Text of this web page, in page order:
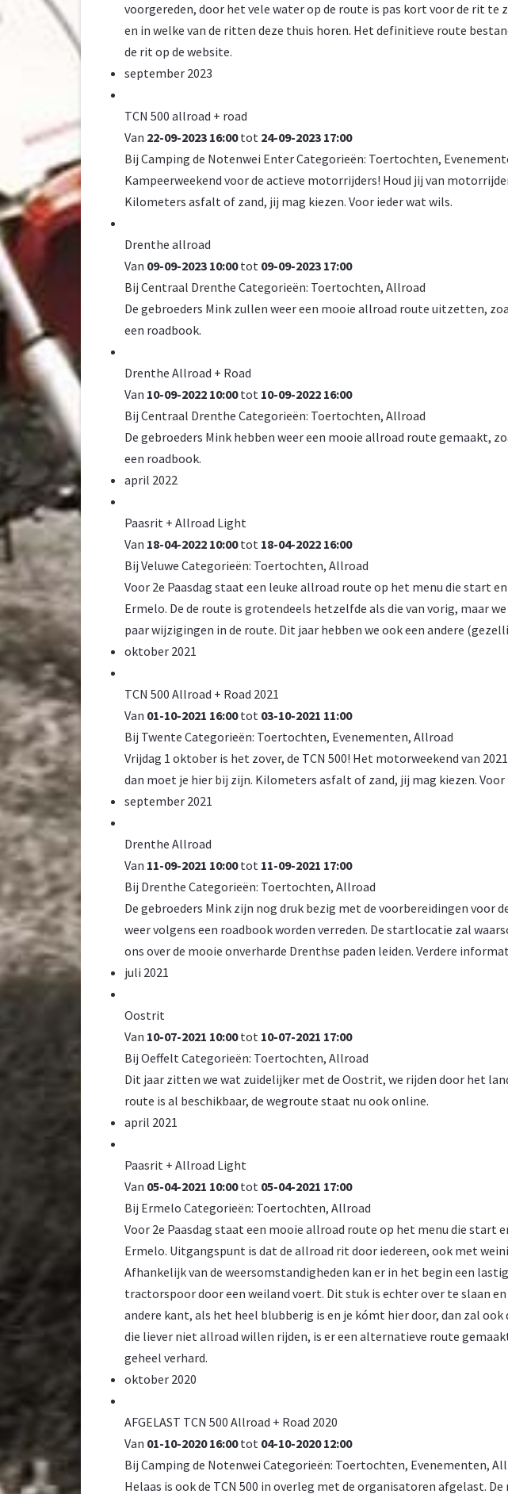
voorgereden, door het vele water op de route is pas kort voor de rit te
en in welke van de ritten deze thuis horen. Het definitieve route
de rit op de website.
september 2023
TCN 500 allroad + road
Van 22-09-2023 16:00 tot 24-09-2023 17:00
Bij Camping de Notenwei EnterCategorieën: Toertochten,
Kampeerweekend voor de actieve motorrijders! Houd jij van
Kilometers asfalt of zand, jij mag kiezen. Voor ieder wat wils.
Drenthe allroad
Van 09-09-2023 10:00 tot 09-09-2023 17:00
Bij Centraal Drenthe Categorieën: Toertochten, Allroad
De gebroeders Mink zullen weer een mooie allroad route uitzetten,
een roadbook.
Drenthe Allroad + Road
Van 10-09-2022 10:00 tot 10-09-2022 16:00
Bij Centraal Drenthe Categorieën: Toertochten, Allroad
De gebroeders Mink hebben weer een mooie allroad route gemaakt,
een roadbook.
april 2022
Paasrit + Allroad Light
Van 18-04-2022 10:00 tot 18-04-2022 16:00
Bij Veluwe Categorieën: Toertochten, Allroad
Voor 2e Paasdag staat een leuke allroad route op het menu die start
Ermelo. De de route is grotendeels hetzelfde als die van vorig, maar
paar wijzigingen in de route. Dit jaar hebben we ook een andere
oktober 2021
TCN 500 Allroad + Road 2021
Van 01-10-2021 16:00 tot 03-10-2021 11:00
Bij Twente Categorieën: Toertochten, Evenementen, Allroad
Vrijdag 1 oktober is het zover, de TCN 500! Het motorweekend van
dan moet je hier bij zijn. Kilometers asfalt of zand, jij mag kiezen. Voor
september 2021
Drenthe Allroad
Van 11-09-2021 10:00 tot 11-09-2021 17:00
Bij Drenthe Categorieën: Toertochten, Allroad
De gebroeders Mink zijn nog druk bezig met de voorbereidingen voor
weer volgens een roadbook worden verreden. De startlocatie zal
ons over de mooie onverharde Drenthse paden leiden. Verdere
juli 2021
Oostrit
Van 10-07-2021 10:00 tot 10-07-2021 17:00
Bij OeffeltCategorieën: Toertochten, Allroad
Dit jaar zitten we wat zuidelijker met de Oostrit, we rijden door het
route is al beschikbaar, de wegroute staat nu ook online.
april 2021
Paasrit + Allroad Light
Van 05-04-2021 10:00 tot 05-04-2021 17:00
Bij Ermelo Categorieën: Toertochten, Allroad
Voor 2e Paasdag staat een mooie allroad route op het menu die start
Ermelo. Uitgangspunt is dat de allroad rit door iedereen, ook met
Afhankelijk van de weersomstandigheden kan er in het begin een
tractorspoor door een weiland voert. Dit stuk is echter over te slaan
andere kant, als het heel blubberig is en je kómt hier door, dan zal ook
die liever niet allroad willen rijden, is er een alternatieve route
geheel verhard.
oktober 2020
AFGELAST TCN 500 Allroad + Road 2020
Van 01-10-2020 16:00 tot 04-10-2020 12:00
Bij Camping de Notenwei Categorieën: Toertochten, Evenementen,
Helaas is ook de TCN 500 in overleg met de organisatoren afgelast.